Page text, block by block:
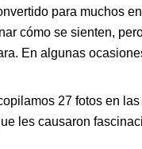
para muchos
cómo se sienten,
En algunas
27 fotos en
les causaron